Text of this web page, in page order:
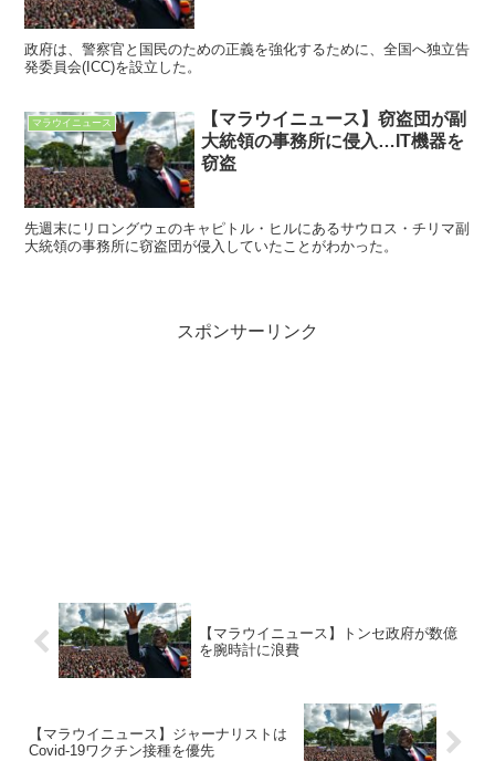
政府は、警察官と国民のための正義を強化するために、全国へ独立告
発委員会(ICC)を設立した。
マラウイニュース
【マラウイニュース】窃盗団が副
大統領の事務所に侵入…IT機器を
窃盗
先週末にリロングウェのキャピトル・ヒルにあるサウロス・チリマ副
大統領の事務所に窃盗団が侵入していたことがわかった。
スポンサーリンク
【マラウイニュース】トンセ政府が数億
を腕時計に浪費
【マラウイニュース】ジャーナリストは
Covid-19ワクチン接種を優先